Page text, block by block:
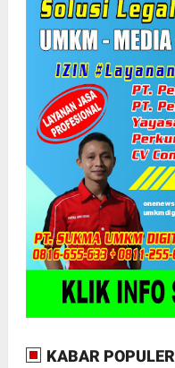
KABAR POPULER